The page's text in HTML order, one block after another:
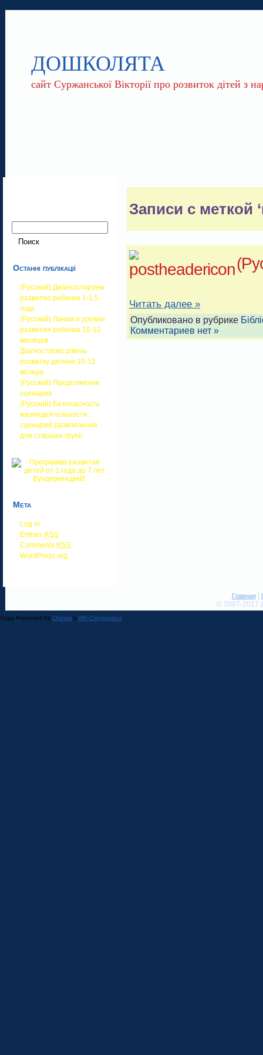
ДОШКОЛЯТА
сайт Суржанської Вікторії про розвиток дітей з
Останні публікації
(Русский) Диагностируем
развитие ребенка 1-1,5
года
(Русский) Линии и уровни
развития ребенка 10-12
месяцев
Діагностуємо рівень
розвитку дитини 10-12
місяців
(Русский) Продолжение
сценария
(Русский) Безопасность
жизнедеятельности:
сценарий развлечения
для старших групп
Мета
Log in
Entries RSS
Comments RSS
WordPress.org
Записи с меткой
Читать далее »
Опубликовано в рубрике
Комментариев нет »
Главная|
© 2007-2017
Copy Protected by Chetan's WP-Copyprotect